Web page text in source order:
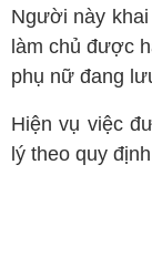
Người này
làm chủ được
phụ nữ đang
Hiện vụ việc
lý theo quy